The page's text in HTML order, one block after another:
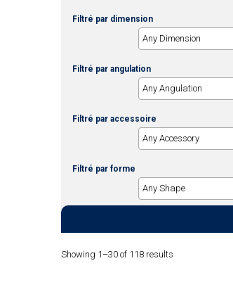
Filtré par dimension
Filtré par angulation
Filtré par accessoire
Filtré par forme
Showing 1–30 of 118 results